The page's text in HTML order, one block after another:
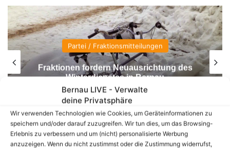
Bernau LIVE - Verwalte
deine Privatsphäre
Wir verwenden Technologien wie Cookies, um Geräteinformationen zu
speichern und/oder darauf zuzugreifen. Wir tun dies, um das Browsing-
Erlebnis zu verbessern und um (nicht) personalisierte Werbung
anzuzeigen. Wenn du nicht zustimmst oder die Zustimmung widerrufst,
Partei / Fraktionsmitteilungen
Fraktionen fordern Neuausrichtung des
Winterdienstes in Bernau